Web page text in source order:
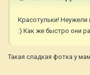
Красотульки!
:) Как же быстро они
Такая сладкая фотка у